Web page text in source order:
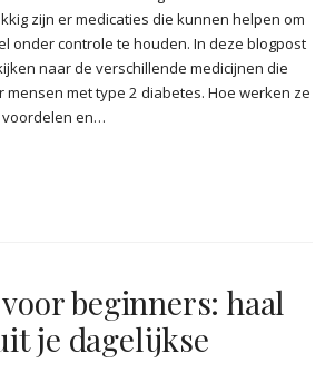
zijn er medicaties die kunnen helpen om
onder controle te houden. In deze blogpost
naar de verschillende medicijnen die
mensen met type 2 diabetes. Hoe werken ze
voordelen en…
beginners: haal
je dagelijkse